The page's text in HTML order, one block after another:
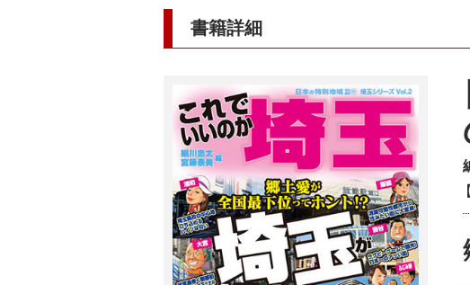
書籍詳細